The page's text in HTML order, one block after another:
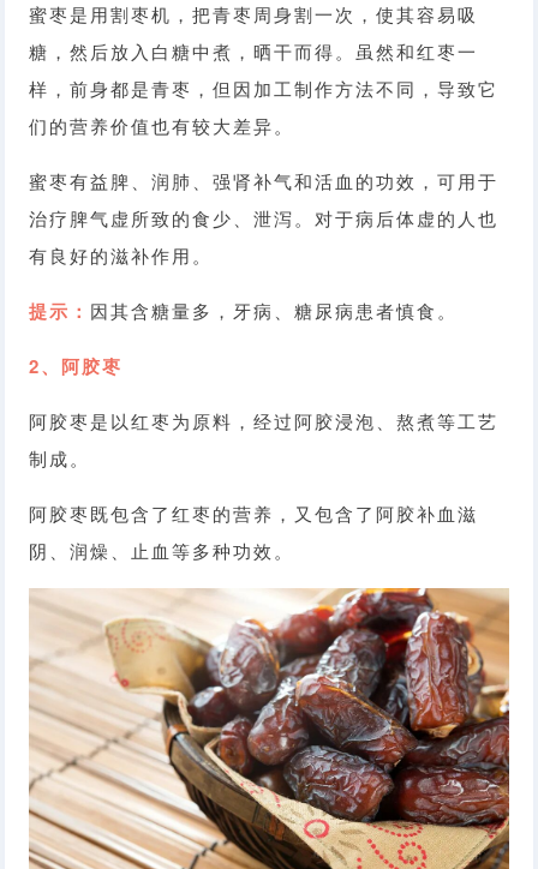
蜜枣是用割枣机，把青枣周身割一次，使其容易吸
糖，然后放入白糖中煮，晒干而得。虽然和红枣一
样，前身都是青枣，但因加工制作方法不同，导致它
们的营养价值也有较大差异。
蜜枣有益脾、润肺、强肾补气和活血的功效，可用于
治疗脾气虚所致的食少、泄泻。对于病后体虚的人也
有良好的滋补作用。
提示： 因其含糖量多，牙病、糖尿病患者慎食。
2、阿胶枣
阿胶枣是以红枣为原料，经过阿胶浸泡、熬煮等工艺
制成。
阿胶枣既包含了红枣的营养，又包含了阿胶补血滋
阴、润燥、止血等多种功效。